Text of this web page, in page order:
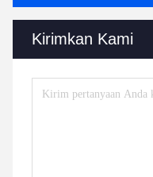
Kirimkan Kami